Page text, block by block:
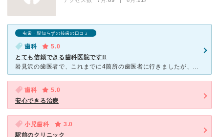
虫歯・親知らずの抜歯の口コミ
歯科
5.0
とても信頼できる歯科医院です!!
岩見沢の歯医者で、これまでに4箇所の歯医者に行きましたが、何処も普通としか言いようがない感じで…。一番始めに行った歯医者で2本歯の神経を抜かれ…そして、数年後歯と歯茎間に炎症が起きて…数ヵ月歯医者を通
歯科
5.0
安心できる治療
小児歯科
3.0
駅前のクリニック